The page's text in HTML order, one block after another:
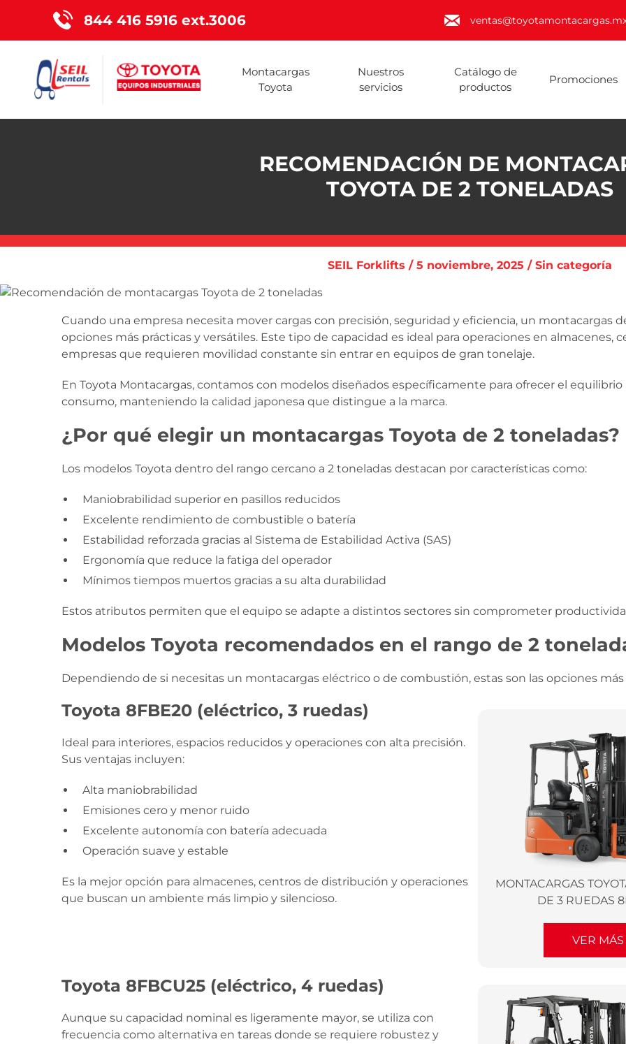
844 416 5916 ext.3006
Montacargas
Toyota
Nuestros
servicios
Catálogo de
productos
Promociones
RECOMENDACIÓN DE
TOYOTA DE 2 TONELADAS
SEIL Forklifts / 5 noviembre, 2025 / Sin categoría
Cuando una empresa necesita mover cargas con precisión, seguridad y eficiencia, un montacargas
opciones más prácticas y versátiles. Este tipo de capacidad es ideal para operaciones en almacenes,
empresas que requieren movilidad constante sin entrar en equipos de gran tonelaje.
En Toyota Montacargas, contamos con modelos diseñados específicamente para ofrecer el
consumo, manteniendo la calidad japonesa que distingue a la marca.
¿Por qué elegir un montacargas Toyota de 2 toneladas?
Los modelos Toyota dentro del rango cercano a 2 toneladas destacan por características como:
Maniobrabilidad superior en pasillos reducidos
Excelente rendimiento de combustible o batería
Estabilidad reforzada gracias al Sistema de Estabilidad Activa (SAS)
Ergonomía que reduce la fatiga del operador
Mínimos tiempos muertos gracias a su alta durabilidad
Estos atributos permiten que el equipo se adapte a distintos sectores sin comprometer
Modelos Toyota recomendados en el rango de 2
Dependiendo de si necesitas un montacargas eléctrico o de combustión, estas son las opciones
Toyota 8FBE20 (eléctrico, 3 ruedas)
Ideal para interiores, espacios reducidos y operaciones con alta precisión.
Sus ventajas incluyen:
Alta maniobrabilidad
Emisiones cero y menor ruido
Excelente autonomía con batería adecuada
Operación suave y estable
Es la mejor opción para almacenes, centros de distribución y operaciones
que buscan un ambiente más limpio y silencioso.
MONTACARGAS
DE 3 RUEDAS
VER MÁS
Toyota 8FBCU25 (eléctrico, 4 ruedas)
Aunque su capacidad nominal es ligeramente mayor, se utiliza con
frecuencia como alternativa en tareas donde se requiere robustez y